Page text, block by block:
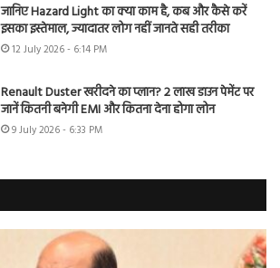
जानिए Hazard Light का क्या काम है, कब और कैसे करें
इसका इस्तेमाल, ज्यादातर लोग नहीं जानते सही तरीका
12 July 2026 - 6:14 PM
Renault Duster खरीदने का प्लान? 2 लाख डाउन पेमेंट पर
जानें कितनी बनेगी EMI और कितना देना होगा लोन
9 July 2026 - 6:33 PM